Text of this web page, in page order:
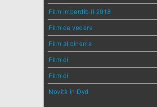
Film imperdibili 2018
Film da vedere
Film al cinema
Film di
Film di
Novità in Dvd